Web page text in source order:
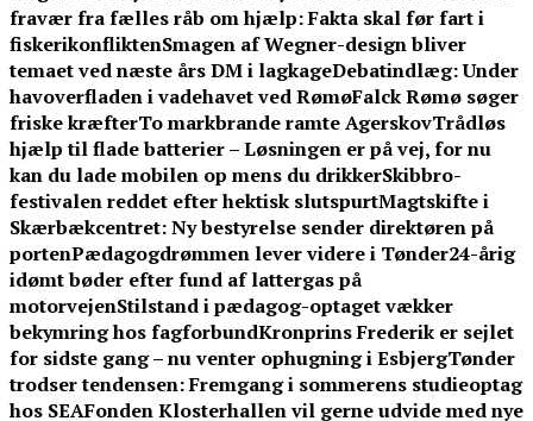
fravær fra fælles råb om hjælp: Fakta skal før fart i
fiskerikonfliktenSmagen af Wegner-design bliver
temaet ved næste års DM i lagkageDebatindlæg: Under
havoverfladen i vadehavet ved RømøFalck Rømø søger
friske kræfterTo markbrande ramte AgerskovTrådløs
hjælp til flade batterier – Løsningen er på vej, for nu
kan du lade mobilen op mens du drikkerSkibbro-
festivalen reddet efter hektisk slutspurtMagtskifte i
Skærbækcentret: Ny bestyrelse sender direktøren på
portenPædagogdrømmen lever videre i Tønder24-årig
idømt bøder efter fund af lattergas på
motorvejenStilstand i pædagog-optaget vækker
bekymring hos fagforbundKronprins Frederik er sejlet
for sidste gang – nu venter ophugning i EsbjergTønder
trodser tendensen: Fremgang i sommerens studieoptag
hos SEAFonden Klosterhallen vil gerne udvide med nye